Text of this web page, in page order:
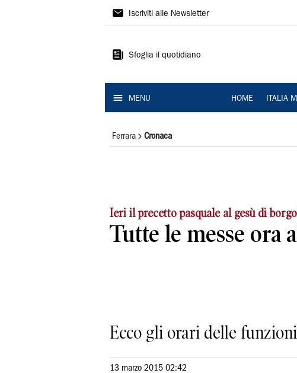
La
Ferrara
Iscriviti alle Newsletter
Sfoglia il quotidiano
MENU HOME ITALIA
Ferrara Cronaca
Ieri il precetto pasquale al gesù di
Tutte le messe ora
Ecco gli orari delle
13 marzo 2015 02:42